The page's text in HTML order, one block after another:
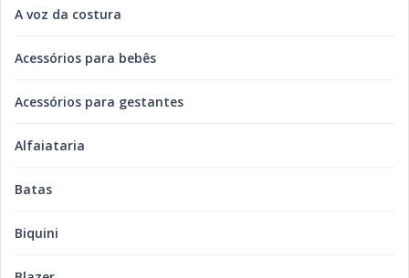
A voz da costura
Acessórios para bebês
Acessórios para gestantes
Alfaiataria
Batas
Biquini